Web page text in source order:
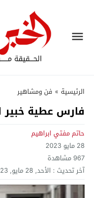
الرئيسية » فن ومشاهير
فارس عطية خبير
حاتم مفتي ابراهيم
28 مايو 2023
967 مشاهدة
آخر تحديث : الأحد, 28 مايو, 2023 - 11:38 صباحًا